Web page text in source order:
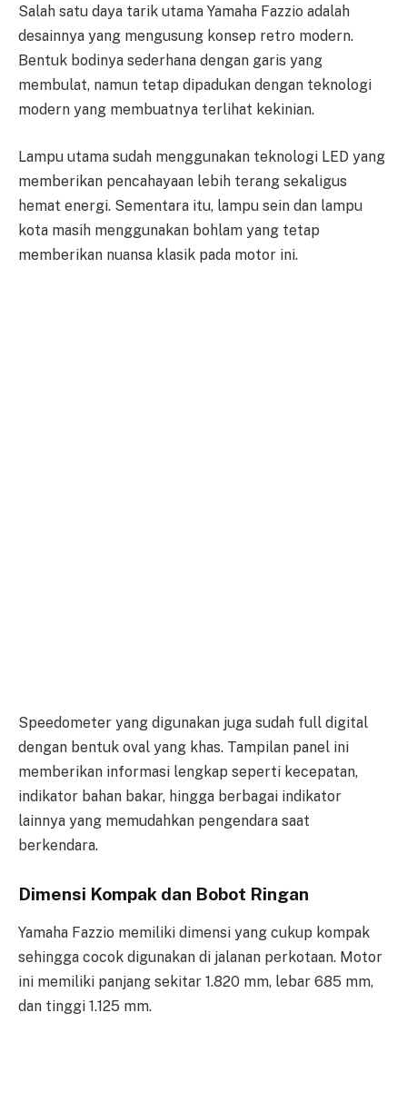
Salah satu daya tarik utama Yamaha Fazzio adalah
desainnya yang mengusung konsep retro modern.
Bentuk bodinya sederhana dengan garis yang
membulat, namun tetap dipadukan dengan teknologi
modern yang membuatnya terlihat kekinian.
Lampu utama sudah menggunakan teknologi LED yang
memberikan pencahayaan lebih terang sekaligus
hemat energi. Sementara itu, lampu sein dan lampu
kota masih menggunakan bohlam yang tetap
memberikan nuansa klasik pada motor ini.
Speedometer yang digunakan juga sudah full digital
dengan bentuk oval yang khas. Tampilan panel ini
memberikan informasi lengkap seperti kecepatan,
indikator bahan bakar, hingga berbagai indikator
lainnya yang memudahkan pengendara saat
berkendara.
Dimensi Kompak dan Bobot Ringan
Yamaha Fazzio memiliki dimensi yang cukup kompak
sehingga cocok digunakan di jalanan perkotaan. Motor
ini memiliki panjang sekitar 1.820 mm, lebar 685 mm,
dan tinggi 1.125 mm.